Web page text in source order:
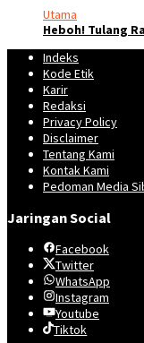
Utama
Heboh! Tulang
Indeks
Kode Etik
Karir
Redaksi
Privacy Policy
Disclaimer
Tentang Kami
Kontak Kami
Pedoman Media
Jaringan Social
Facebook
Twitter
WhatsApp
Instagram
Youtube
Tiktok